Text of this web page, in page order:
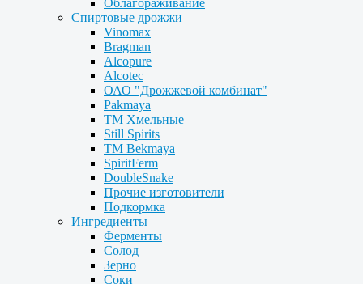
Облагораживание
Спиртовые дрожжи
Vinomax
Bragman
Alcopure
Alcotec
ОАО "Дрожжевой комбинат"
Pakmaya
ТМ Хмельные
Still Spirits
ТМ Bekmaya
SpiritFerm
DoubleSnake
Прочие изготовители
Подкормка
Ингредиенты
Ферменты
Солод
Зерно
Соки